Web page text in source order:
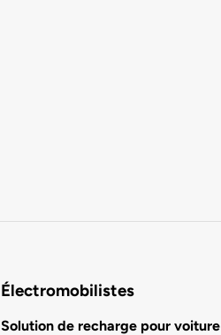
Électromobilistes
Solution de recharge pour voiture